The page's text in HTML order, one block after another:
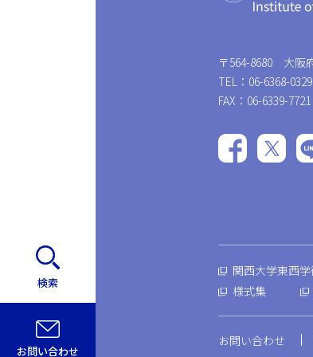
検索
お問い合わせ
〒564-8680 大阪
TEL：06-6368-0329
FAX：06-6339-7721
関西大学東西
様式集
お問い合わせ